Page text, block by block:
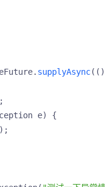
. supplyAsync(()
e)
{